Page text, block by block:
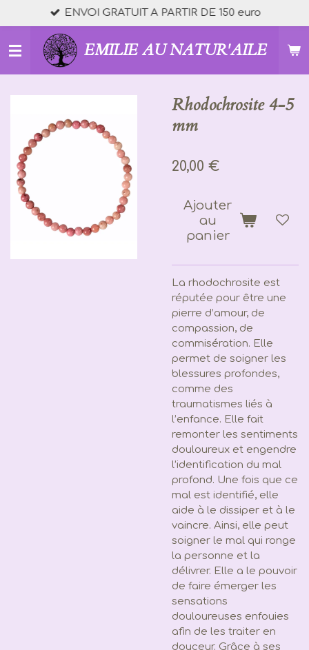
au
contenu
principal
EMILIE AU NATUR'AILE
ENVOI GRATUIT A PARTIR DE 150 euro
Rhodochrosite 4-5
mm
20,00 €
Ajouter
au
panier
La rhodochrosite est
réputée pour être une
pierre d’amour, de
compassion, de
commisération. Elle
permet de soigner les
blessures profondes,
comme des
traumatismes liés à
l’enfance. Elle fait
remonter les sentiments
douloureux et engendre
l’identification du mal
profond. Une fois que ce
mal est identifié, elle
aide à le dissiper et à le
vaincre. Ainsi, elle peut
soigner le mal qui ronge
la personne et la
délivrer. Elle a le pouvoir
de faire émerger les
sensations
douloureuses enfouies
afin de les traiter en
douceur. Grâce à ses